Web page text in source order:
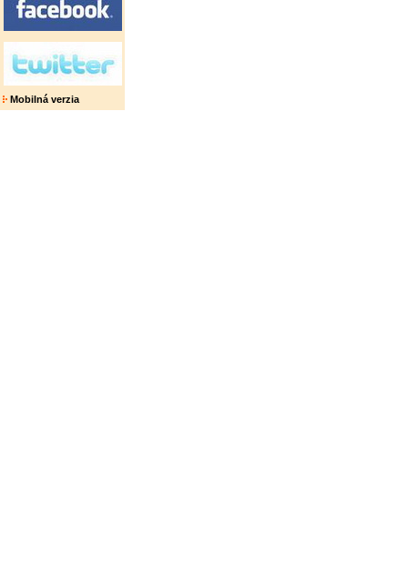
Mobilná verzia